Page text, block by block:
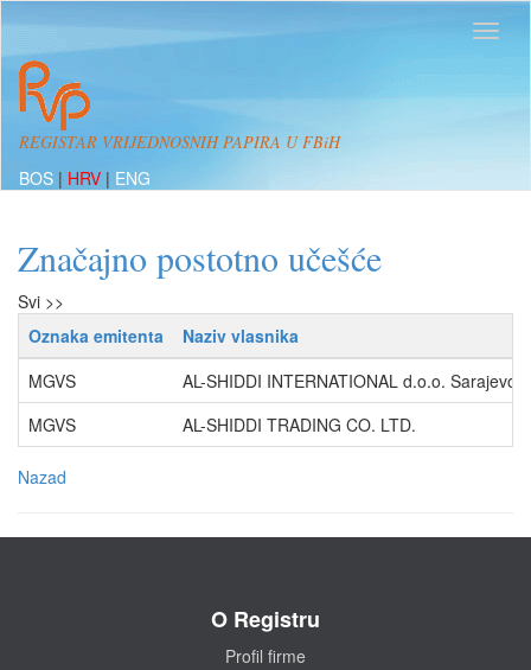
REGISTAR VRIJEDNOSNIH PAPIRA U FBiH
BOS | HRV | ENG
Značajno postotno učešće
Svi >>
Oznaka emitenta
Naziv vlasnika
MGVS
AL-SHIDDI INTERNATIONAL d.o.o. Sarajevo
MGVS
AL-SHIDDI TRADING CO. LTD.
Nazad
O Registru
Profil firme